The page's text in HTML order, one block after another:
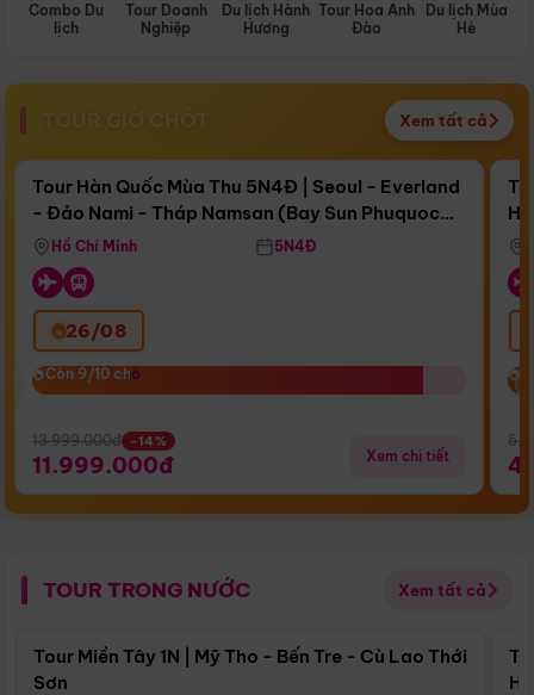
Combo Du
lịch
Tour Doanh
Nghiệp
Du lịch Hành
Hương
Tour Hoa Anh
Đào
Du lịch Mùa
Hè
TOUR GIỜ CHÓT Xem tất cả
Còn16 ngày 15:01:58
Bay Sun Phuquoc Airways
Điểm nổi bật
Tour Hàn Quốc Mùa Thu 5N4Đ | Seoul - Everland
- Đảo Nami - Tháp Namsan (Bay Sun Phuquoc
Airways)
Hồ Chí Minh 5N4Đ
26/08
Còn 9/10 chỗ
Còn 9/10 chỗ
13.999.000đ -14%
11.999.000đ Xem chi tiết
TOUR TRONG NƯỚC Xem tất cả
Điểm nổi bật
Tour Miền Tây 1N | Mỹ Tho - Bến Tre - Cù Lao Thới
Sơn